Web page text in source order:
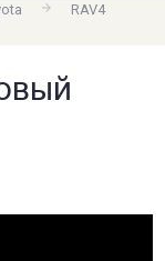
RAV4